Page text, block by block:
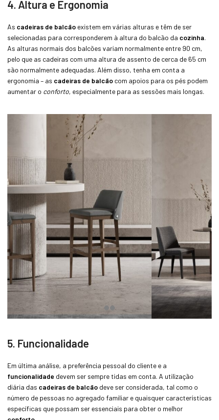
4. Altura e Ergonomia
As cadeiras de balcão existem em várias alturas e têm de ser
selecionadas para corresponderem à altura do balcão da cozinha.
As alturas normais dos balcões variam normalmente entre 90 cm,
pelo que as cadeiras com uma altura de assento de cerca de 65 cm
são normalmente adequadas. Além disso, tenha em conta a
ergonomia – as cadeiras de balcão com apoios para os pés podem
aumentar o conforto, especialmente para as sessões mais longas.
5. Funcionalidade
Em última análise, a preferência pessoal do cliente e a
funcionalidade devem ser sempre tidas em conta. A utilização
diária das cadeiras de balcão deve ser considerada, tal como o
número de pessoas no agregado familiar e quaisquer características
específicas que possam ser essenciais para obter o melhor